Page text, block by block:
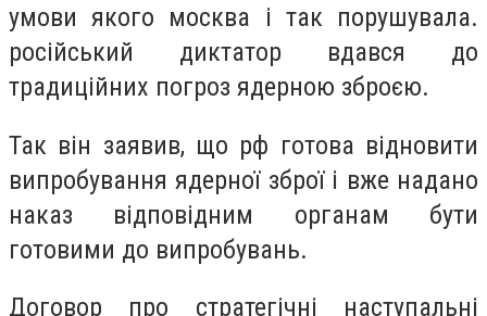
умови якого москва і так порушувала.
російський диктатор вдався до
традиційних погроз ядерною зброєю.
Так він заявив, що рф готова відновити
випробування ядерної зброї і вже надано
наказ відповідним органам бути
готовими до випробувань.
Договор про стратегічні наступальні